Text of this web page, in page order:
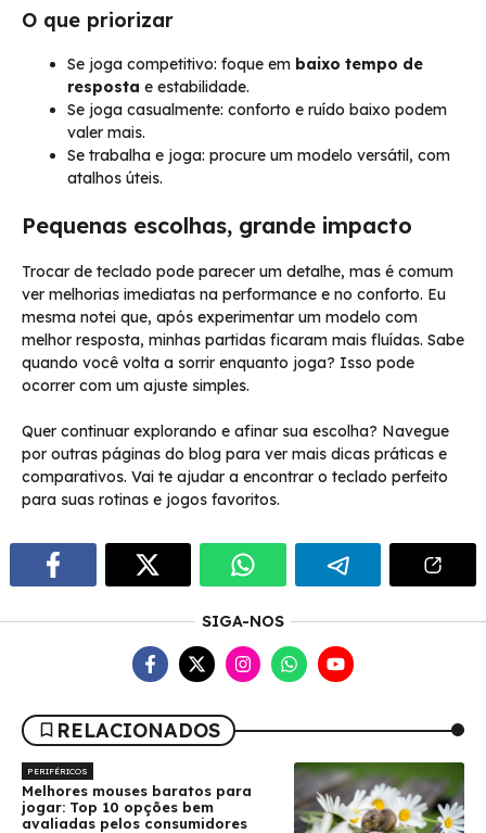
O que priorizar
Se joga competitivo: foque em baixo tempo de
resposta e estabilidade.
Se joga casualmente: conforto e ruído baixo podem
valer mais.
Se trabalha e joga: procure um modelo versátil, com
atalhos úteis.
Pequenas escolhas, grande impacto
Trocar de teclado pode parecer um detalhe, mas é comum
ver melhorias imediatas na performance e no conforto. Eu
mesma notei que, após experimentar um modelo com
melhor resposta, minhas partidas ficaram mais fluídas. Sabe
quando você volta a sorrir enquanto joga? Isso pode
ocorrer com um ajuste simples.
Quer continuar explorando e afinar sua escolha? Navegue
por outras páginas do blog para ver mais dicas práticas e
comparativos. Vai te ajudar a encontrar o teclado perfeito
para suas rotinas e jogos favoritos.
SIGA-NOS
RELACIONADOS
PERIFÉRICOS
Melhores mouses baratos para
jogar: Top 10 opções bem
avaliadas pelos consumidores